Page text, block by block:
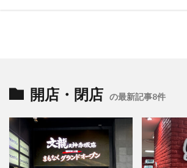
開店・閉店 の最新記事8件